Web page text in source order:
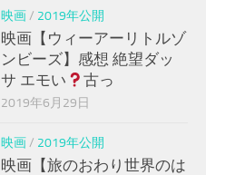
映画/ 2019年公開
映画【ウィーアーリトルゾ
ンビーズ】感想 絶望ダッ
サ エモい
古っ
2019年6月29日
映画/ 2019年公開
映画【旅のおわり世界のは